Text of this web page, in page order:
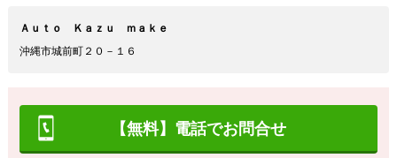
Ａｕｔｏ Ｋａｚｕ ｍａｋｅ
沖縄市城前町２０－１６
【無料】電話でお問合せ